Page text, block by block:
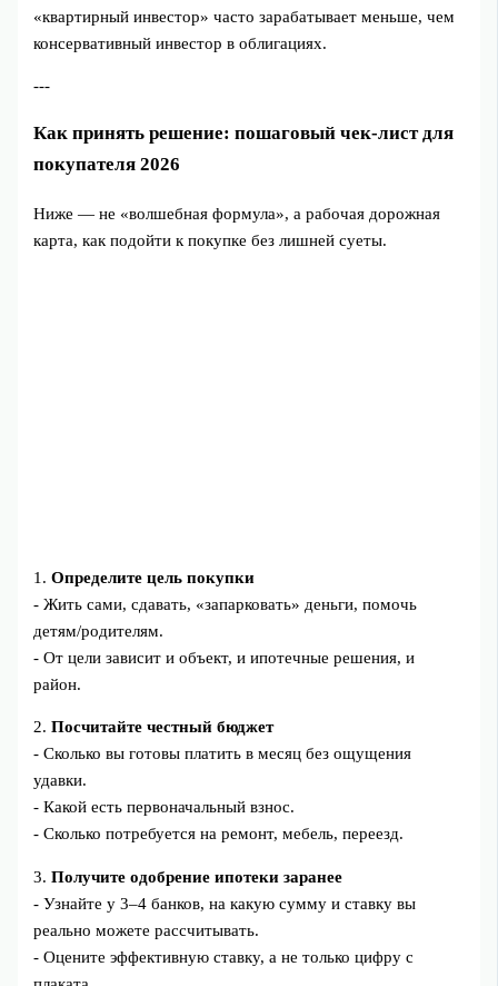
«квартирный инвестор» часто зарабатывает меньше, чем
консервативный инвестор в облигациях.
---
Как принять решение: пошаговый чек-лист для
покупателя 2026
Ниже — не «волшебная формула», а рабочая дорожная
карта, как подойти к покупке без лишней суеты.
1.Определите цель покупки
- Жить сами, сдавать, «запарковать» деньги, помочь
детям/родителям.
- От цели зависит и объект, и ипотечные решения, и
район.
2.Посчитайте честный бюджет
- Сколько вы готовы платить в месяц без ощущения
удавки.
- Какой есть первоначальный взнос.
- Сколько потребуется на ремонт, мебель, переезд.
3.Получите одобрение ипотеки заранее
- Узнайте у 3–4 банков, на какую сумму и ставку вы
реально можете рассчитывать.
- Оцените эффективную ставку, а не только цифру с